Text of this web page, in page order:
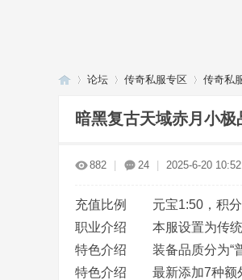
论坛 传奇私服专区 传奇私
暗黑复古天域赤月小
882 24 2025-6-20
充值比例 元宝1:50，积分
职业介绍 本服设置为传统三
特色介绍 装备品质分为“普通
特色介绍 最新添加7种额外